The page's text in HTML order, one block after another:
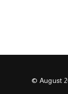
© August